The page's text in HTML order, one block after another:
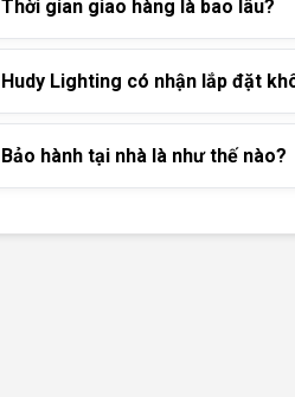
Thời gian giao hàng là bao lâu?
Hudy Lighting có nhận lắp đặt
Bảo hành tại nhà là như thế nào?